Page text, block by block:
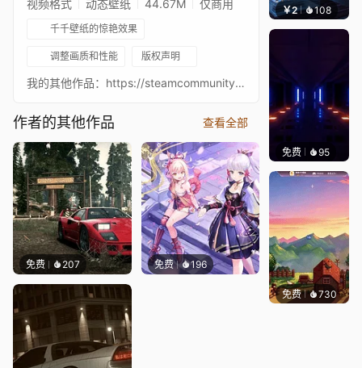
视频格式 动态壁纸 44.67M 仅商用
千千壁纸的惊艳效果
调整画质和性能 版权声明
我的其他作品：https://steamcommunity.com/sharedfiles/filedetails/?id=1715280001 音乐信息：Cinematic Documentary by AShamaluevMusic。音乐链接：https://youtu.be/EcAX2cbsdRw 原始链接：https://steamcommunity.com/sharedfiles/filedetails/?id=1894885179
作者的其他作品 查看全部
免费 207 免费 196
￥2 108 小皮球
免费 95
免费 730鲨鲨啊